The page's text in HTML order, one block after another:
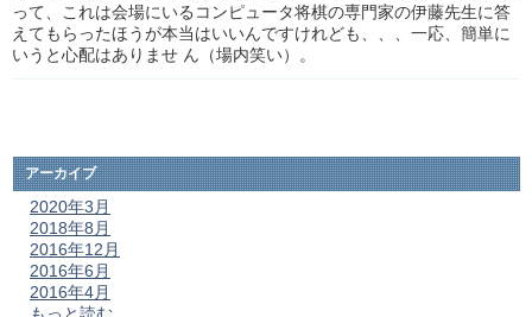
って、これは会場にいるコンピュータ将棋の専門家の伊藤先生に答
えてもらったほうが本当はいいんですけれども、、、一応、簡単に
いうと心配はありませ ん（場内笑い）。
アーカイブ
2020年3月
2018年8月
2016年12月
2016年6月
2016年4月